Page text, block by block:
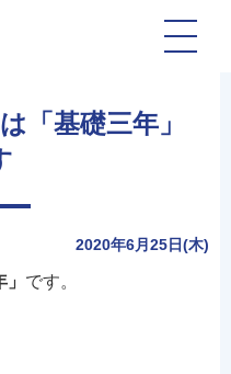
「基礎三年」
2020年6月25日(木)
です。